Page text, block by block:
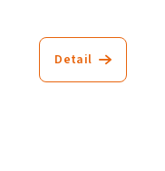
Detail